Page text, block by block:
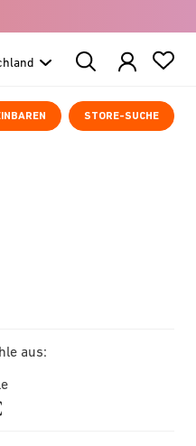
Search
Products
STORE-SUCHE
aus: